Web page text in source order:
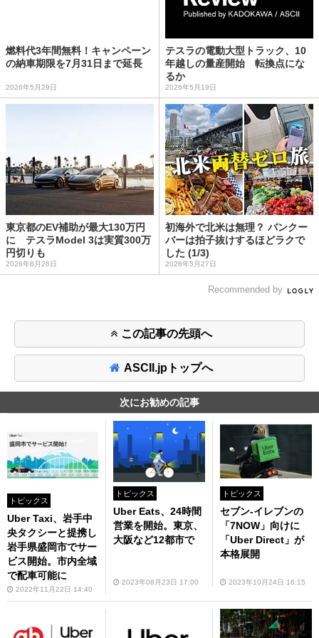
燃料代3年間無料！キャンペーン
の納車期限を7月31日まで延長
2026年5月29日
テスラの電動大型トラック、10
年越しの量産開始 転換点にな
るか
2026年5月19日
東京都のEV補助が最大130万円
に テスラModel 3は実質300万
円切りも
2026年6月26日
初海外で北米は無理？ バンクー
バーは拍子抜けするほどラクで
した (1/3)
2026年5月27日
Recommended by
この記事の先頭へ
ASCII.jpトップへ
次にお勧めの記事
トピックス
Uber Taxi、岩手中
央タクシーと提携し
岩手県盛岡市でサー
ビス開始。市内全域
で配車可能に
2022年11月22日 14:40
トピックス
Uber Eats、24時間
営業を開始。東京、
大阪など12都市で
2023年08月23日 17:00
トピックス
セブン‐イレブンの
「7NOW」向けに
「Uber Direct」が
本格展開
2023年10月24日 16:15